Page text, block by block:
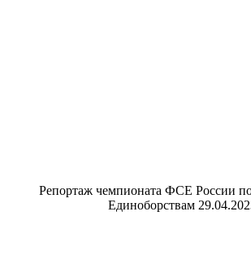
Репортаж чемпионата ФСЕ России
Единоборствам